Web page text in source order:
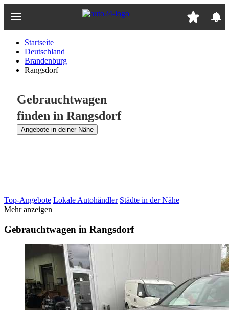
Hauptinhalt
Startseite
Deutschland
Brandenburg
Rangsdorf
Gebrauchtwagen
finden in Rangsdorf
Angebote in deiner Nähe
Top-Angebote Lokale Autohändler Städte in der Nähe
Mehr anzeigen
Gebrauchtwagen in Rangsdorf